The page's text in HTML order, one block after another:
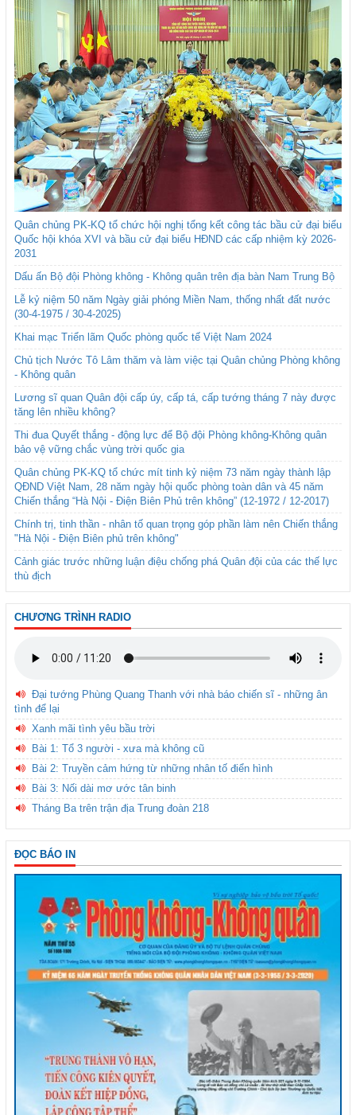
Quân chủng PK-KQ tổ chức hội nghị tổng kết công tác bầu cử đại biểu
Quốc hội khóa XVI và bầu cử đại biểu HĐND các cấp nhiệm kỳ 2026-
2031
Dấu ấn Bộ đội Phòng không - Không quân trên địa bàn Nam Trung Bộ
Lễ kỷ niệm 50 năm Ngày giải phóng Miền Nam, thống nhất đất nước
(30-4-1975 / 30-4-2025)
Khai mạc Triển lãm Quốc phòng quốc tế Việt Nam 2024
Chủ tịch Nước Tô Lâm thăm và làm việc tại Quân chủng Phòng không
- Không quân
Lương sĩ quan Quân đội cấp úy, cấp tá, cấp tướng tháng 7 này được
tăng lên nhiều không?
Thi đua Quyết thắng - động lực để Bộ đội Phòng không-Không quân
bảo vệ vững chắc vùng trời quốc gia
Quân chủng PK-KQ tổ chức mít tinh kỷ niệm 73 năm ngày thành lập
QĐND Việt Nam, 28 năm ngày hội quốc phòng toàn dân và 45 năm
Chiến thắng “Hà Nội - Điện Biên Phủ trên không” (12-1972 / 12-2017)
Chính trị, tinh thần - nhân tố quan trọng góp phần làm nên Chiến thắng
"Hà Nội - Điện Biên phủ trên không"
Cảnh giác trước những luận điệu chống phá Quân đội của các thế lực
thù địch
CHƯƠNG TRÌNH RADIO
Đại tướng Phùng Quang Thanh với nhà báo chiến sĩ - những ân
tình để lại
Xanh mãi tình yêu bầu trời
Bài 1: Tổ 3 người - xưa mà không cũ
Bài 2: Truyền cảm hứng từ những nhân tố điển hình
Bài 3: Nối dài mơ ước tân binh
Tháng Ba trên trận địa Trung đoàn 218
ĐỌC BÁO IN